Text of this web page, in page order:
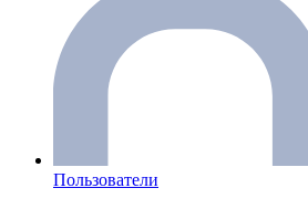
Пользователи